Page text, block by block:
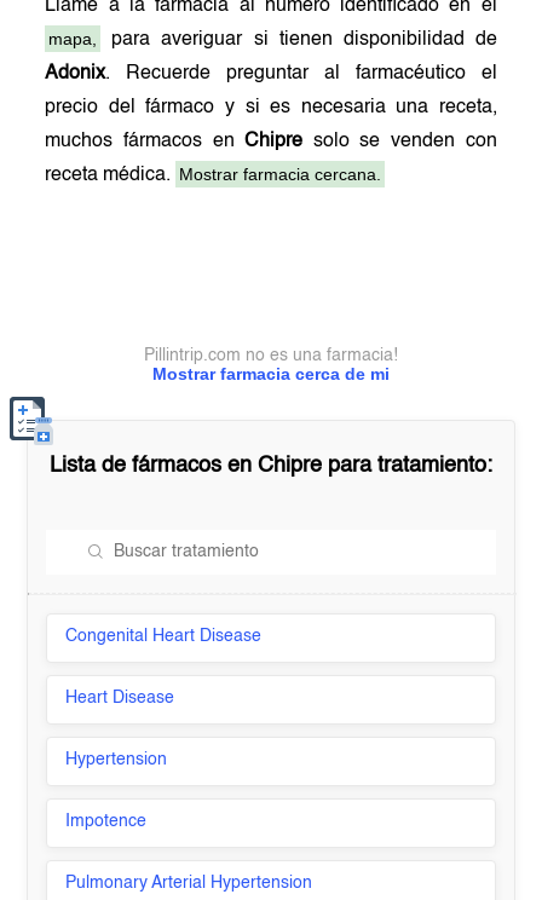
Llame a la farmacia al número identificado en el
mapa,
para averiguar si tienen disponibilidad de
Adonix. Recuerde preguntar al farmacéutico el
precio del fármaco y si es necesaria una receta,
muchos fármacos enChipre solo se venden con
receta médica. Mostrar farmacia cercana.
Mostrar farmacia cerca de mi
Pillintrip.com no es una farmacia!
Lista de fármacos en Chipre para tratamiento:
Congenital Heart Disease
Heart Disease
Hypertension
Impotence
Pulmonary Arterial Hypertension